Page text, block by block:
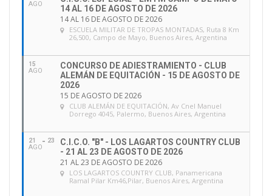
AGO
14 AL 16 DE AGOSTO DE 2026
14 AL 16 DE AGOSTO DE 2026
ESCUELA MILITAR DE TROPAS MONTADAS, Ruta 8 Km
26,500, Campo de Mayo, Buenos Aires, Argentina
15
AGO
CONCURSO DE ADIESTRAMIENTO - CLUB
ALEMÁN DE EQUITACIÓN - 15 DE AGOSTO DE
2026
15 DE AGOSTO DE 2026
CLUB ALEMÁN DE EQUITACIÓN, Av Cnel Manuel
Dorrego 4045, Palermo, Buenos Aires, Argentina
21
AGO
23
C.I.C.O. "B" - LOS LAGARTOS COUNTRY CLUB
- 21 AL 23 DE AGOSTO DE 2026
21 AL 23 DE AGOSTO DE 2026
LOS LAGARTOS COUNTRY CLUB, Panamericana
Ramal Pilar Km46,Pilar, Buenos Aires, Argentina